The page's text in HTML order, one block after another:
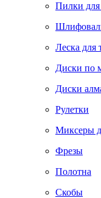
Пилки для
Леска для
Диски по
Диски
Рулетки
Миксеры
Фрезы
Полотна
Скобы